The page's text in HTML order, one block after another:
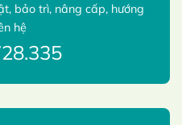
bảo trì, nâng cấp, hướng
hệ